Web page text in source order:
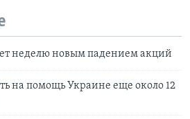
неделю новым падением акций
на помощь Украине еще около 12